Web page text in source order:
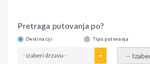
Pretraga putovanja po?
Destinaciji Tipu putovanja
- izaberi drzavu - - izaberi